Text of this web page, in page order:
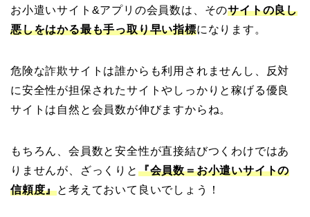
お小遣いサイト&アプリの会員数は、そのサイトの良し
悪しをはかる最も手っ取り早い指標になります。
危険な詐欺サイトは誰からも利用されませんし、反対
に安全性が担保されたサイトやしっかりと稼げる優良
サイトは自然と会員数が伸びますからね。
もちろん、会員数と安全性が直接結びつくわけではあ
りませんが、ざっくりと 『会員数＝お小遣いサイトの
信頼度』と考えておいて良いでしょう！